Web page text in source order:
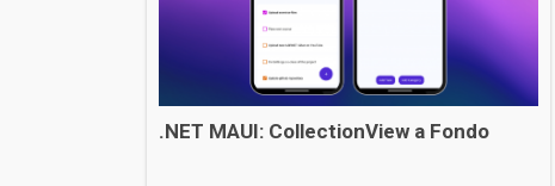
.NET MAUI: CollectionView a Fondo